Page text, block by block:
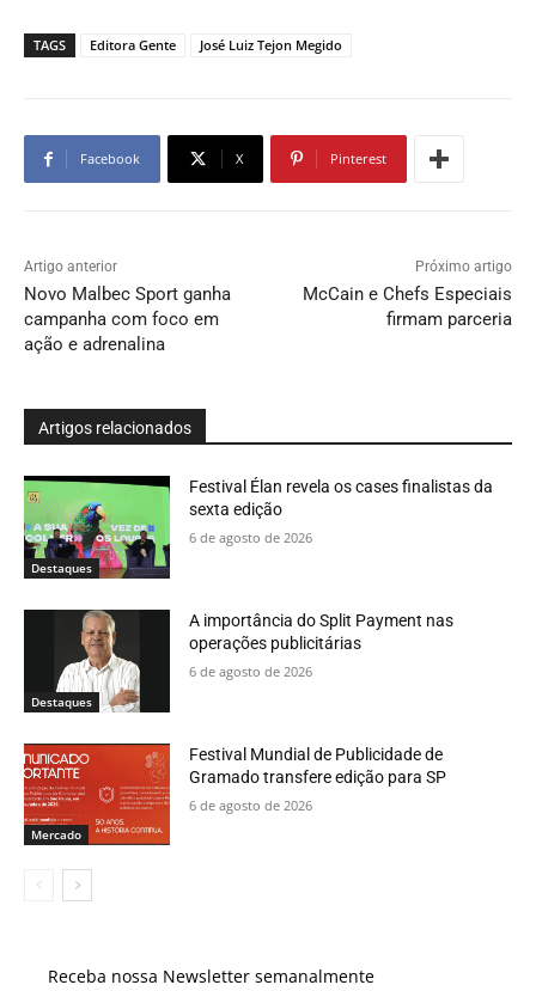
TAGS Editora Gente José Luiz Tejon Megido
Facebook X Pinterest
Artigo anterior
Novo Malbec Sport ganha
campanha com foco em
ação e adrenalina
Próximo artigo
McCain e Chefs Especiais
firmam parceria
Artigos relacionados
Destaques
Festival Élan revela os cases finalistas da
sexta edição
6 de agosto de 2026
Destaques
A importância do Split Payment nas
operações publicitárias
6 de agosto de 2026
Mercado
Festival Mundial de Publicidade de
Gramado transfere edição para SP
6 de agosto de 2026
Receba nossa Newsletter semanalmente